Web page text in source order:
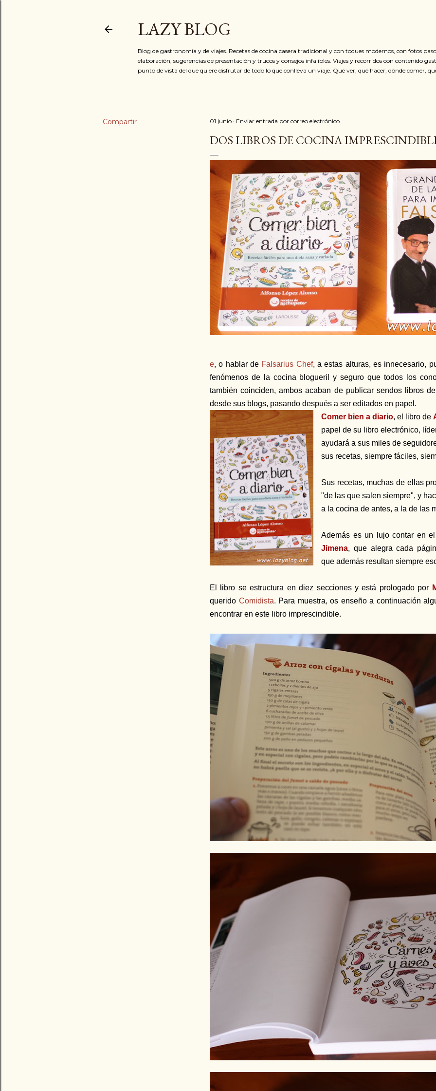
LAZY BLOG
Blog de gastronomía y de viajes. Recetas de cocina casera tradicional y con toques modernos, con fotos
elaboración, sugerencias de presentación y trucos y consejos infalibles. Viajes y recorridos con contenido
punto de vista del que quiere disfrutar de todo lo que conlleva un viaje. Qué ver, qué hacer, dónde comer,
Compartir 01 junio Enviar entrada por correo electrónico
DOS LIBROS DE COCINA
e, o hablar de Falsarius Chef, a estas alturas, es innecesario,
fenómenos de la cocina blogueril y seguro que todos los
también coinciden, ambos acaban de publicar sendos libros
desde sus blogs, pasando después a ser editados en papel.
Comer bien a diario, el libro de
papel de su libro electrónico,
ayudará a sus miles de
sus recetas, siempre fáciles,
Sus recetas, muchas de ellas
"de las que salen siempre", y
a la cocina de antes, a la de las
Además es un lujo contar en
Jimena, que alegra cada
que además resultan siempre
El libro se estructura en diez secciones y está prologado por
querido Comidista. Para muestra, os enseño a continuación
encontrar en este libro imprescindible.